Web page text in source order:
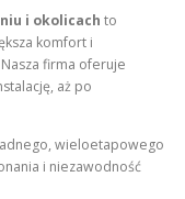
i okolicach to
komfort i
firma oferuje
aż po
wieloetapowego
i niezawodność